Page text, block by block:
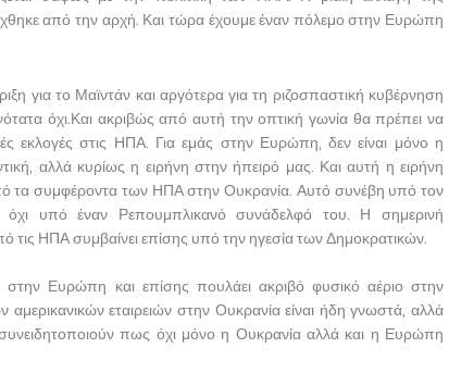
από την αρχή. Και τώρα έχουμε έναν πόλεμο στην Ευρώπη
για το Μαϊντάν και αργότερα για τη ριζοσπαστική κυβέρνηση
όχι.Και ακριβώς από αυτή την οπτική γωνία θα πρέπει να
εκλογές στις ΗΠΑ. Για εμάς στην Ευρώπη, δεν είναι μόνο η
αλλά κυρίως η ειρήνη στην ήπειρό μας. Και αυτή η ειρήνη
τα συμφέροντα των ΗΠΑ στην Ουκρανία. Αυτό συνέβη υπό τον
υπό έναν Ρεπουμπλικανό συνάδελφό του. Η σημερινή
τις ΗΠΑ συμβαίνει επίσης υπό την ηγεσία των Δημοκρατικών.
στην Ευρώπη και επίσης πουλάει ακριβό φυσικό αέριο στην
εταιρειών στην Ουκρανία είναι ήδη γνωστά, αλλά
πως όχι μόνο η Ουκρανία αλλά και η Ευρώπη